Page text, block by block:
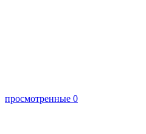
просмотренные 0